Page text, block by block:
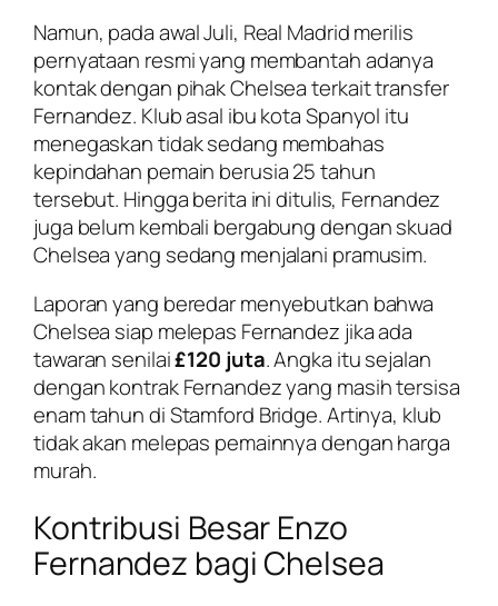
Namun, pada awal Juli, Real Madrid merilis
pernyataan resmi yang membantah adanya
kontak dengan pihak Chelsea terkait transfer
Fernandez. Klub asal ibu kota Spanyol itu
menegaskan tidak sedang membahas
kepindahan pemain berusia 25 tahun
tersebut. Hingga berita ini ditulis, Fernandez
juga belum kembali bergabung dengan skuad
Chelsea yang sedang menjalani pramusim.
Laporan yang beredar menyebutkan bahwa
Chelsea siap melepas Fernandez jika ada
tawaran senilai£120 juta. Angka itu sejalan
dengan kontrak Fernandez yang masih tersisa
enam tahun di Stamford Bridge. Artinya, klub
tidak akan melepas pemainnya dengan harga
murah.
Kontribusi Besar Enzo
Fernandez bagi Chelsea